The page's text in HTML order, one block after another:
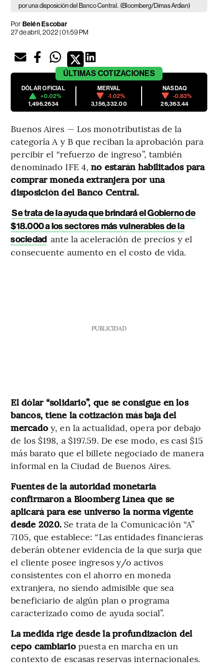
por una disposición del Banco Central. (Bloomberg/Dimas Ardian)
PorBelén Escobar
27 de abril, 2022 | 01:59 PM
ÚLTIMAS COTIZACIONES
DÓLAR OFICIAL
+0.02%
1,496.2634
MERVAL
-1.02%
3,156,332.00
NASDAQ
-0.83%
26,363.44
Buenos Aires — Los monotributistas de la
categoría A y B que reciban la aprobación para
percibir el “refuerzo de ingreso”, también
denominado IFE 4,no estarán habilitados para
comprar moneda extranjera por una
disposición del Banco Central.
Se trata de la ayuda que brindará el Gobierno de
$18.000 a los sectores más vulnerables de la
sociedad ante la aceleración de precios y el
consecuente aumento en el costo de vida.
PUBLICIDAD
El dólar “solidario”, que se consigue en los
bancos, tiene la cotización más baja del
mercado y, en la actualidad, opera por debajo
de los $198, a $197.59. De ese modo, es casi $15
más barato que el billete negociado de manera
informal en la Ciudad de Buenos Aires.
Fuentes de la autoridad monetaria
confirmaron a Bloomberg Línea que se
aplicará para ese universo la norma vigente
desde 2020. Se trata de la Comunicación “A”
7105, que establece: “Las entidades financieras
deberán obtener evidencia de la que surja que
el cliente posee ingresos y/o activos
consistentes con el ahorro en moneda
extranjera, no siendo admisible que sea
beneficiario de algún plan o programa
caracterizado como de ayuda social”.
La medida rige desde la profundización del
cepo cambiario puesta en marcha en un
contexto de escasas reservas internacionales.